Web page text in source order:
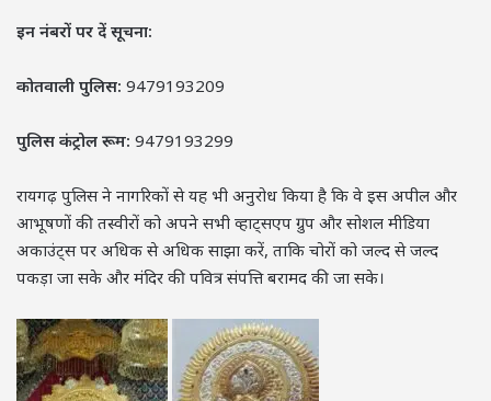
इन नंबरों पर दें सूचना:
कोतवाली पुलिस: 9479193209
पुलिस कंट्रोल रूम: 9479193299
रायगढ़ पुलिस ने नागरिकों से यह भी अनुरोध किया है कि वे इस अपील और
आभूषणों की तस्वीरों को अपने सभी व्हाट्सएप ग्रुप और सोशल मीडिया
अकाउंट्स पर अधिक से अधिक साझा करें, ताकि चोरों को जल्द से जल्द
पकड़ा जा सके और मंदिर की पवित्र संपत्ति बरामद की जा सके।